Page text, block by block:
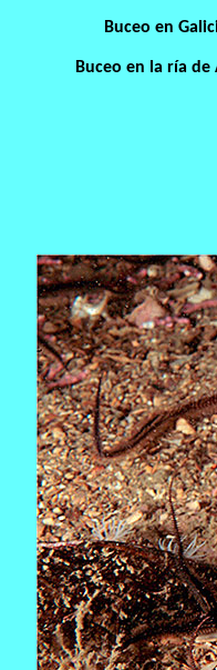
Buceo en
Buceo en la ría de